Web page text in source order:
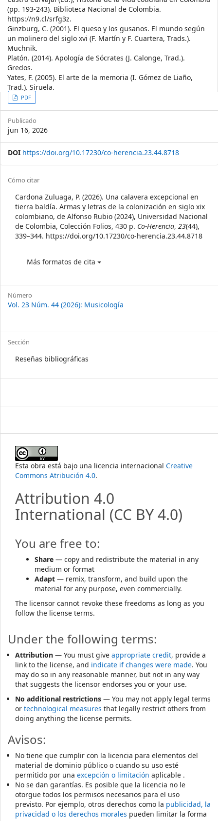
(pp. 193-243). Biblioteca Nacional de Colombia.
https://n9.cl/srfg3z.
Ginzburg, C. (2001). El queso y los gusanos. El mundo según
un molinero del siglo xvi (F. Martín y F. Cuartera, Trads.).
Muchnik.
Platón. (2014). Apología de Sócrates (J. Calonge, Trad.).
Gredos.
Yates, F. (2005). El arte de la memoria (I. Gómez de Liaño,
Trad.). Siruela.
Article
Sidebar
PDF
Publicado
jun 16, 2026
DOI https://doi.org/10.17230/co-herencia.23.44.8718
Article
Details
Cómo citar
Cardona Zuluaga, P. (2026). Una calavera excepcional en
tierra baldía. Armas y letras de la colonización en siglo xix
colombiano, de Alfonso Rubio (2024), Universidad Nacional
de Colombia, Colección Folios, 430 p. Co-Herencia, 23(44),
339–344. https://doi.org/10.17230/co-herencia.23.44.8718
Más formatos de cita
Número
Vol. 23 Núm. 44 (2026): Musicología
Sección
Reseñas bibliográficas
Esta obra está bajo una licencia internacional Creative
Commons Atribución 4.0.
Attribution 4.0
International (CC BY 4.0)
You are free to:
Share — copy and redistribute the material in any
medium or format
Adapt — remix, transform, and build upon the
material for any purpose, even commercially.
The licensor cannot revoke these freedoms as long as you
follow the license terms.
Under the following terms:
Attribution — You must give appropriate credit, provide a
link to the license, and indicate if changes were made. You
may do so in any reasonable manner, but not in any way
that suggests the licensor endorses you or your use.
No additional restrictions — You may not apply legal terms
or technological measures that legally restrict others from
doing anything the license permits.
Avisos:
No tiene que cumplir con la licencia para elementos del
material de dominio público o cuando su uso esté
permitido por una excepción o limitación aplicable .
No se dan garantías. Es posible que la licencia no le
otorgue todos los permisos necesarios para el uso
previsto. Por ejemplo, otros derechos como la publicidad, la
privacidad o los derechos morales pueden limitar la forma